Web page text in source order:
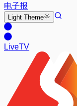
电子报
Light Theme
LiveTV